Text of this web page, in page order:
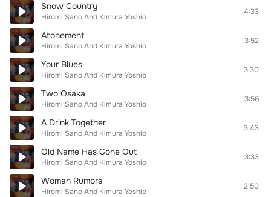
Snow Country
Hiromi Sano And Kimura Yoshio
4:33
Atonement
Hiromi Sano And Kimura Yoshio
3:52
Your Blues
Hiromi Sano And Kimura Yoshio
3:30
Two Osaka
Hiromi Sano And Kimura Yoshio
3:56
A Drink Together
Hiromi Sano And Kimura Yoshio
3:43
Old Name Has Gone Out
Hiromi Sano And Kimura Yoshio
3:33
Woman Rumors
Hiromi Sano And Kimura Yoshio
2:50